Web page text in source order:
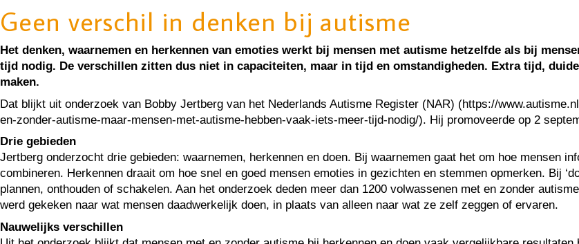
Geen verschil in denken bij autisme
Het denken, waarnemen en herkennen van emoties werkt bij mensen met autisme hetzelfde als bij
tijd nodig. De verschillen zitten dus niet in capaciteiten, maar in tijd en omstandigheden. Extra tijd,
maken.
Dat blijkt uit onderzoek van Bobby Jertberg van het Nederlands Autisme Register (NAR) (https://
en-zonder-autisme-maar-mensen-met-autisme-hebben-vaak-iets-meer-tijd-nodig/). Hij promoveerde op 2
Drie gebieden
Jertberg onderzocht drie gebieden: waarnemen, herkennen en doen. Bij waarnemen gaat het om hoe mensen
combineren. Herkennen draait om hoe snel en goed mensen emoties in gezichten en stemmen opmerken. Bij
plannen, onthouden of schakelen. Aan het onderzoek deden meer dan 1200 volwassenen met en zonder
werd gekeken naar wat mensen daadwerkelijk doen, in plaats van alleen naar wat ze zelf zeggen of ervaren.
Nauwelijks verschillen